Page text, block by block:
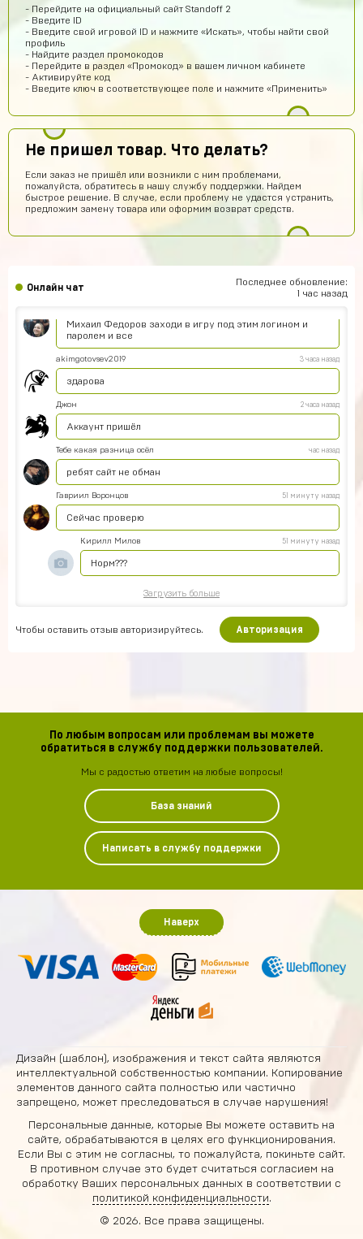
- Перейдите на официальный сайт Standoff 2
- Введите ID
- Введите свой игровой ID и нажмите «Искать», чтобы найти свой
профиль
- Найдите раздел промокодов
- Перейдите в раздел «Промокод» в вашем личном кабинете
- Активируйте код
- Введите ключ в соответствующее поле и нажмите «Применить»
Не пришел товар. Что делать?
Если заказ не пришёл или возникли с ним проблемами,
пожалуйста, обратитесь в нашу службу поддержки. Найдем
быстрое решение. В случае, если проблему не удастся устранить,
предложим замену товара или оформим возврат средств.
Онлайн чат
Последнее обновление:
1 час назад
ГК
Гоша Кемертелидзе
Я хз насчёт сайта. Куплю аккаунт и напишу ещё раз
обман, или нет
Daniel Abazov
HB Хороший сайт
Арсений Салтыков
Михаил Федоров заходи в игру под этим логином и
паролем и все
akimgotovsev2019 3 часа назад
здарова
Джон 2 часа назад
Аккаунт пришёл
Тебе какая разница осёл час назад
ребят сайт не обман
Гавриил Воронцов 51 минуту назад
Сейчас проверю
Кирилл Милов 51 минуту назад
Норм???
Загрузить больше
Чтобы оставить отзыв авторизируйтесь. Авторизация
По любым вопросам или проблемам вы можете
обратиться в службу поддержки пользователей.
Мы с радостью ответим на любые вопросы!
База знаний
Написать в службу поддержки
Наверх
Дизайн (шаблон), изображения и текст сайта являются
интеллектуальной собственностью компании. Копирование
элементов данного сайта полностью или частично
запрещено, может преследоваться в случае нарушения!
Персональные данные, которые Вы можете оставить на
сайте, обрабатываются в целях его функционирования.
Если Вы с этим не согласны, то пожалуйста, покиньте сайт.
В противном случае это будет считаться согласием на
обработку Ваших персональных данных в соответствии с
политикой конфиденциальности.
© 2026. Все права защищены.